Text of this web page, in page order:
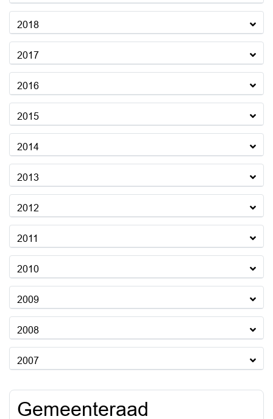
2018
2017
2016
2015
2014
2013
2012
2011
2010
2009
2008
2007
Gemeenteraad